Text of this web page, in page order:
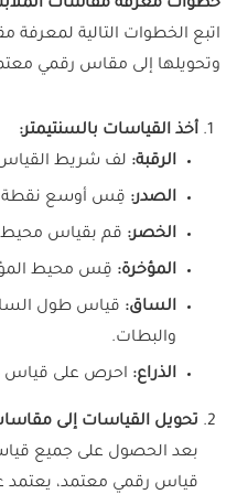
خطوات معرفة مقاسات
اتبع الخطوات التالية
وتحويلها إلى مقاس رقمي
أخذ القياسات بالسنتيمتر:
الرقبة: لف شريط
الصدر: قِس أوسع
الخصر: قم بقياس محيط
المؤخرة: قِس محيط
الساق: قياس طول
والبطات.
الذراع: احرص على قياس
تحويل القياسات إلى
بعد الحصول على جميع
قياس رقمي معتمد، يعتمد